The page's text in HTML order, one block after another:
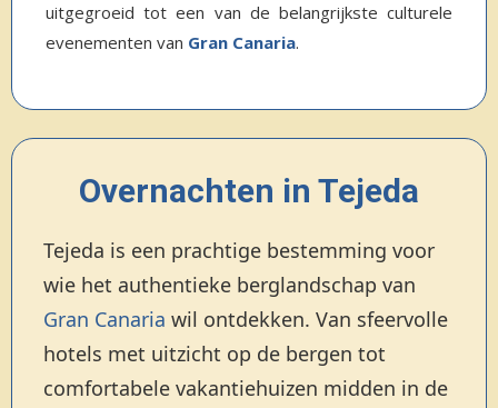
uitgegroeid tot een van de belangrijkste culturele
evenementen van Gran Canaria.
Overnachten in Tejeda
Tejeda is een prachtige bestemming voor
wie het authentieke berglandschap van
Gran Canaria wil ontdekken. Van sfeervolle
hotels met uitzicht op de bergen tot
comfortabele vakantiehuizen midden in de